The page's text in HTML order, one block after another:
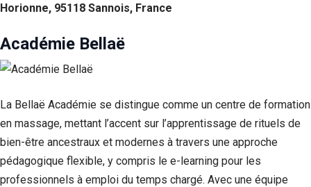
Horionne, 95118 Sannois, France
Académie Bellaë
La Bellaë Académie se distingue comme un centre de formation
en massage, mettant l’accent sur l’apprentissage de rituels de
bien-être ancestraux et modernes à travers une approche
pédagogique flexible, y compris le e-learning pour les
professionnels à emploi du temps chargé. Avec une équipe